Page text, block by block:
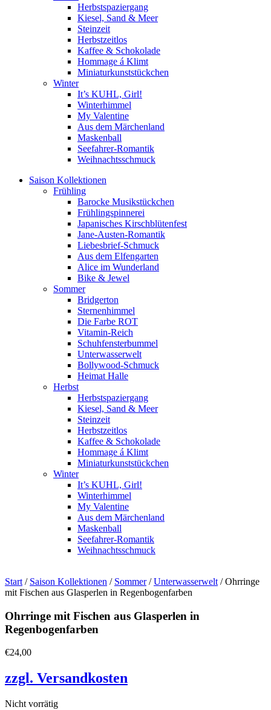
Herbstspaziergang
Kiesel, Sand & Meer
Steinzeit
Herbstzeitlos
Kaffee & Schokolade
Hommage á Klimt
Miniaturkunststückchen
Winter
It’s KUHL, Girl!
Winterhimmel
My Valentine
Aus dem Märchenland
Maskenball
Seefahrer-Romantik
Weihnachtsschmuck
Saison Kollektionen
Frühling
Barocke Musikstückchen
Frühlingspinnerei
Japanisches Kirschblütenfest
Jane-Austen-Romantik
Liebesbrief-Schmuck
Aus dem Elfengarten
Alice im Wunderland
Bike & Jewel
Sommer
Bridgerton
Sternenhimmel
Die Farbe ROT
Vitamin-Reich
Schuhfensterbummel
Unterwasserwelt
Bollywood-Schmuck
Heimat Halle
Herbst
Herbstspaziergang
Kiesel, Sand & Meer
Steinzeit
Herbstzeitlos
Kaffee & Schokolade
Hommage á Klimt
Miniaturkunststückchen
Winter
It’s KUHL, Girl!
Winterhimmel
My Valentine
Aus dem Märchenland
Maskenball
Seefahrer-Romantik
Weihnachtsschmuck
Start / Saison Kollektionen / Sommer/Unterwasserwelt / Ohrringe
mit Fischen aus Glasperlen in Regenbogenfarben
Ohrringe mit Fischen aus Glasperlen in
Regenbogenfarben
€24,00
zzgl. Versandkosten
Nicht vorrätig